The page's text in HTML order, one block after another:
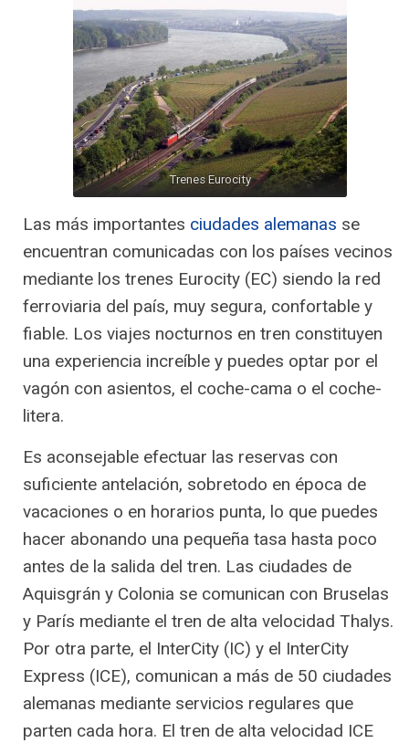
Trenes Eurocity
Las más importantes ciudades alemanas se
encuentran comunicadas con los países vecinos
mediante los trenes Eurocity (EC) siendo la red
ferroviaria del país, muy segura, confortable y
fiable. Los viajes nocturnos en tren constituyen
una experiencia increíble y puedes optar por el
vagón con asientos, el coche-cama o el coche-
litera.
Es aconsejable efectuar las reservas con
suficiente antelación, sobretodo en época de
vacaciones o en horarios punta, lo que puedes
hacer abonando una pequeña tasa hasta poco
antes de la salida del tren. Las ciudades de
Aquisgrán y Colonia se comunican con Bruselas
y París mediante el tren de alta velocidad Thalys.
Por otra parte, el InterCity (IC) y el InterCity
Express (ICE), comunican a más de 50 ciudades
alemanas mediante servicios regulares que
parten cada hora. El tren de alta velocidad ICE